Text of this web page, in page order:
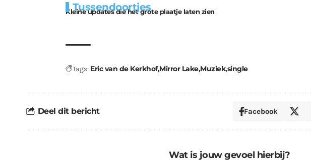
Tussendoortjes
Kleine updates die het grote plaatje laten zien
bouwmateriaal voor
kabouters
uitdaging
Tags: Eric van de KerkhofMirror LakeMuzieksingle
Deel dit bericht Facebook
Wat is jouw gevoel hierbij?